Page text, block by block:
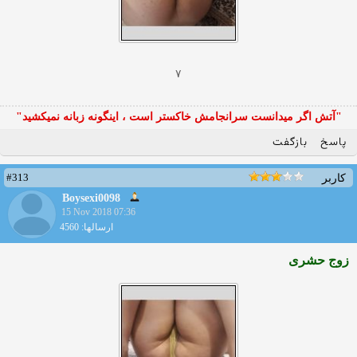
۷
"آتش اگر ميدانست سرانجامش خاكستر است ، اينگونه زبانه نميكشيد"
پاسخ بازگفت
کاربر
#313
Boysexi0098
15 Nov 2018 07:36
ارسالها: 4560
زوج حشری